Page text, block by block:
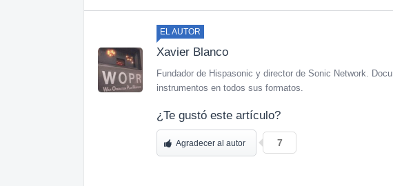
EL AUTOR
Xavier Blanco
Fundador de Hispasonic y director de Sonic Network.
instrumentos en todos sus formatos.
¿Te gustó este artículo?
Agradecer al autor 7